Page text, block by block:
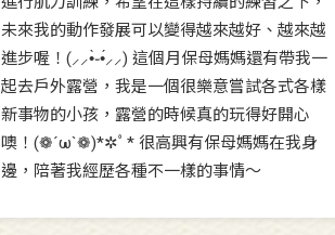
未來我的動作發展可以變得越來越好、越來越
進步喔！(⸝⸝•̀֊•́⸝⸝) 這個月保母媽媽還有帶我一
起去戶外露營，我是一個很樂意嘗試各式各樣
新事物的小孩，露營的時候真的玩得好開心
噢！(❁´ω`❁)*✲ﾟ* 很高興有保母媽媽在我身
邊，陪著我經歷各種不一樣的事情～